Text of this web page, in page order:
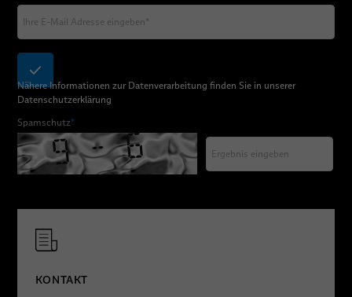
Nähere Informationen zur Datenverarbeitung finden Sie in unserer
Datenschutzerklärung
Spamschutz*
KONTAKT